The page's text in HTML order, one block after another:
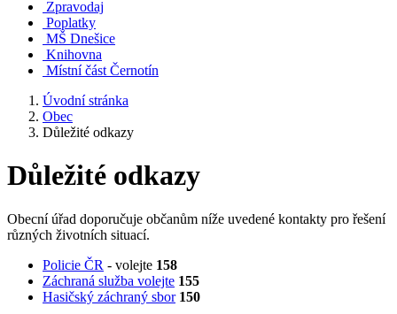
Zpravodaj
Poplatky
MŠ Dnešice
Knihovna
Místní část Černotín
Úvodní stránka
Obec
Důležité odkazy
Důležité odkazy
Obecní úřad doporučuje občanům níže uvedené kontakty pro řešení
různých životních situací.
Policie ČR - volejte 158
Záchraná služba volejte 155
Hasičský záchraný sbor 150